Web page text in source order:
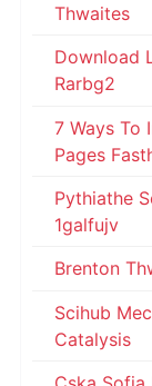
Thwaites
Download
Rarbg2
7 Ways To
Pages
Pythiathe
1galfujv
Brenton
Scihub
Catalysis